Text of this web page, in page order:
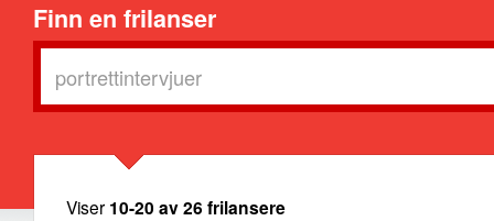
Finn en frilanser
Viser 10-20 av 26 frilansere